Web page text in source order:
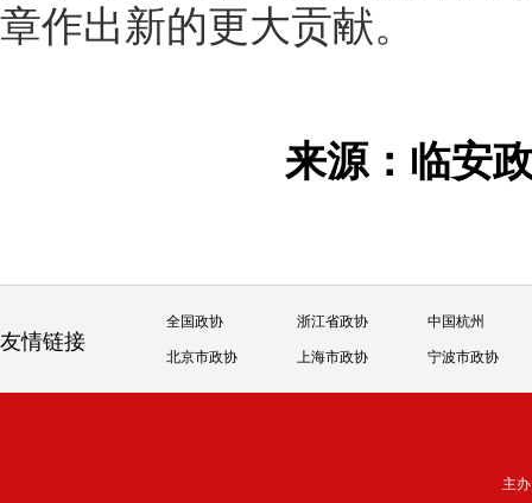
章作出新的更大贡献。
来源：临
友情链接
全国政协 浙江省政协 中国杭州
北京市政协 上海市政协 宁波市政协
主